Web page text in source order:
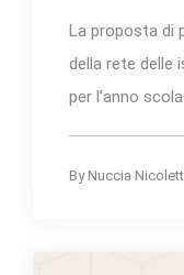
La proposta di
della rete delle
per l’anno
By Nuccia